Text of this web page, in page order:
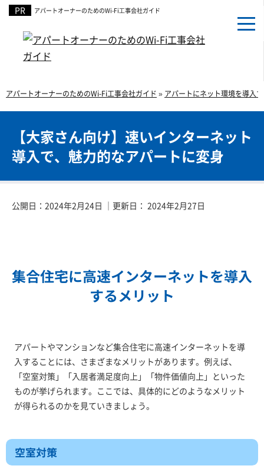
アパートオーナーのためのWi-Fi⼯事会社ガイド
アパートオーナーのためのWi-Fi工事会社ガイド » アパートにネット環境を導入
【大家さん向け】速いインターネット
導入で、魅力的なアパートに変身
公開日： 2024年2月24日 ｜更新日： 2024年2月27日
集合住宅に高速インターネットを導入
するメリット
アパートやマンションなど集合住宅に高速インターネットを導
入することには、さまざまなメリットがあります。例えば、
「空室対策」「入居者満足度向上」「物件価値向上」といった
ものが挙げられます。ここでは、具体的にどのようなメリット
が得られるのかを見ていきましょう。
空室対策